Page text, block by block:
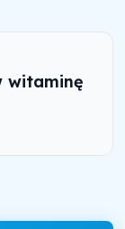
witaminę